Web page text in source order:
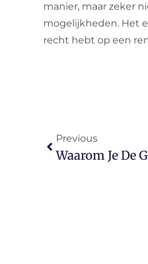
manier, maar zeker
mogelijkheden. Het
recht hebt op een
Previous